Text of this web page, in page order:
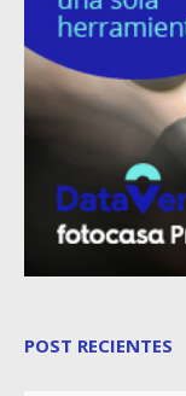
POST RECIENTES